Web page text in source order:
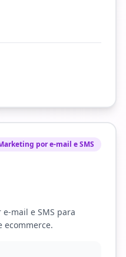
por e-mail e SMS
mail e SMS para
ecommerce.